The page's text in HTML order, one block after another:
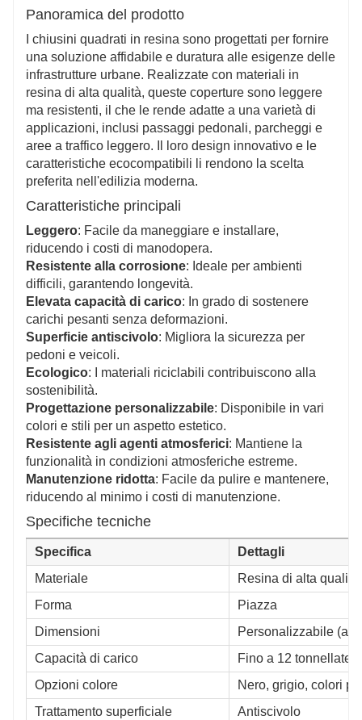
Panoramica del prodotto
I chiusini quadrati in resina sono progettati per fornire
una soluzione affidabile e duratura alle esigenze delle
infrastrutture urbane. Realizzate con materiali in
resina di alta qualità, queste coperture sono leggere
ma resistenti, il che le rende adatte a una varietà di
applicazioni, inclusi passaggi pedonali, parcheggi e
aree a traffico leggero. Il loro design innovativo e le
caratteristiche ecocompatibili li rendono la scelta
preferita nell'edilizia moderna.
Caratteristiche principali
Leggero: Facile da maneggiare e installare,
riducendo i costi di manodopera.
Resistente alla corrosione: Ideale per ambienti
difficili, garantendo longevità.
Elevata capacità di carico: In grado di sostenere
carichi pesanti senza deformazioni.
Superficie antiscivolo: Migliora la sicurezza per
pedoni e veicoli.
Ecologico: I materiali riciclabili contribuiscono alla
sostenibilità.
Progettazione personalizzabile: Disponibile in vari
colori e stili per un aspetto estetico.
Resistente agli agenti atmosferici: Mantiene la
funzionalità in condizioni atmosferiche estreme.
Manutenzione ridotta: Facile da pulire e mantenere,
riducendo al minimo i costi di manutenzione.
Specifiche tecniche
Specifica
Dettagli
Materiale
Resina di alta qualità
Forma
Piazza
Dimensioni
Personalizzabile (ad
Capacità di carico
Fino a 12 tonnellate
Opzioni colore
Nero, grigio, colori
Trattamento superficiale
Antiscivolo